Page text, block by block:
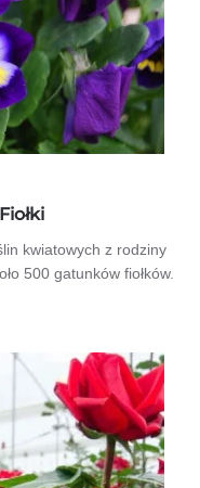
kwiatowych z rodziny
500 gatunków fiołków.